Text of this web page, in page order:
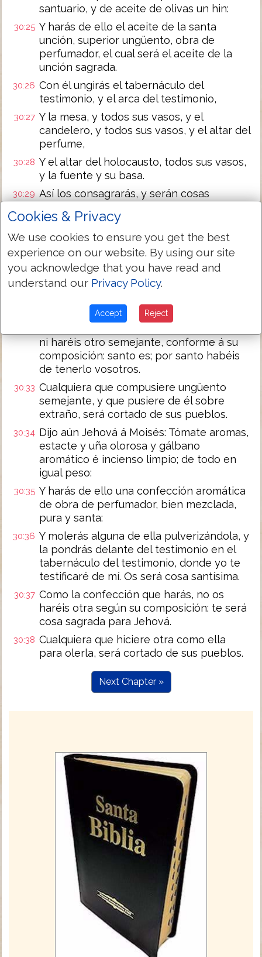
santuario, y de aceite de olivas un hin:
30:25 Y harás de ello el aceite de la santa
unción, superior ungüento, obra de
perfumador, el cual será el aceite de la
unción sagrada.
30:26 Con él ungirás el tabernáculo del
testimonio, y el arca del testimonio,
30:27 Y la mesa, y todos sus vasos, y el
candelero, y todos sus vasos, y el altar del
perfume,
30:28 Y el altar del holocausto, todos sus vasos,
y la fuente y su basa.
30:29 Así los consagrarás, y serán cosas
será santificado.
30:30 Ungirás también á Aarón y á sus hijos, y
los consagrarás para que sean mis
sacerdotes.
30:31 Y hablarás á los hijos de Israel, diciendo:
vuestras edades.
ni haréis otro semejante, conforme á su
composición: santo es; por santo habéis
de tenerlo vosotros.
30:33 Cualquiera que compusiere ungüento
semejante, y que pusiere de él sobre
extraño, será cortado de sus pueblos.
30:34 Dijo aún Jehová á Moisés: Tómate aromas,
estacte y uña olorosa y gálbano
aromático é incienso limpio; de todo en
igual peso:
30:35 Y harás de ello una confección aromática
de obra de perfumador, bien mezclada,
pura y santa:
30:36 Y molerás alguna de ella pulverizándola, y
la pondrás delante del testimonio en el
tabernáculo del testimonio, donde yo te
testificaré de mí. Os será cosa santísima.
30:37 Como la confección que harás, no os
haréis otra según su composición: te será
cosa sagrada para Jehová.
30:38 Cualquiera que hiciere otra como ella
para olerla, será cortado de sus pueblos.
Next Chapter »
Cookies & Privacy
We use cookies to ensure you get the best
experience on our website. By using our site
you acknowledge that you have read and
understand our Privacy Policy.
Accept Reject